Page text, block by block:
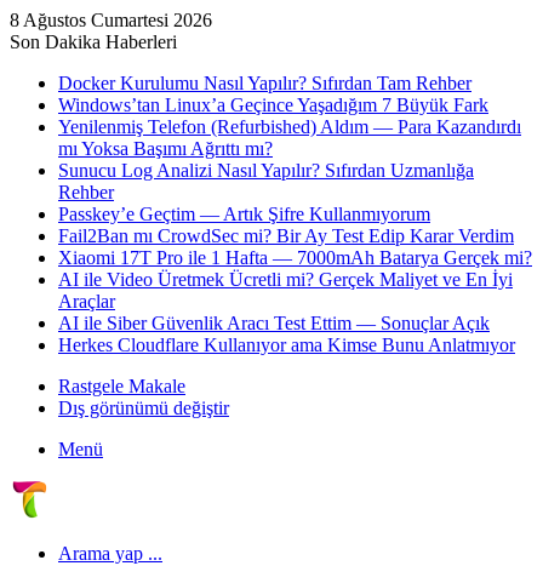
8 Ağustos Cumartesi 2026
Son Dakika Haberleri
Docker Kurulumu Nasıl Yapılır? Sıfırdan Tam Rehber
Windows’tan Linux’a Geçince Yaşadığım 7 Büyük Fark
Yenilenmiş Telefon (Refurbished) Aldım — Para Kazandırdı
mı Yoksa Başımı Ağrıttı mı?
Sunucu Log Analizi Nasıl Yapılır? Sıfırdan Uzmanlığa
Rehber
Passkey’e Geçtim — Artık Şifre Kullanmıyorum
Fail2Ban mı CrowdSec mi? Bir Ay Test Edip Karar Verdim
Xiaomi 17T Pro ile 1 Hafta — 7000mAh Batarya Gerçek mi?
AI ile Video Üretmek Ücretli mi? Gerçek Maliyet ve En İyi
Araçlar
AI ile Siber Güvenlik Aracı Test Ettim — Sonuçlar Açık
Herkes Cloudflare Kullanıyor ama Kimse Bunu Anlatmıyor
Rastgele Makale
Dış görünümü değiştir
Menü
Arama yap ...